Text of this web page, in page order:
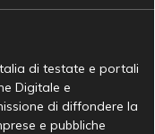
di testate e portali
Digitale e
di diffondere la
e pubbliche